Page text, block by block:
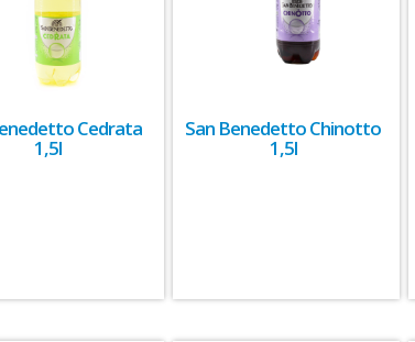
Cedrata
1,5l
San Benedetto Chinotto
1,5l